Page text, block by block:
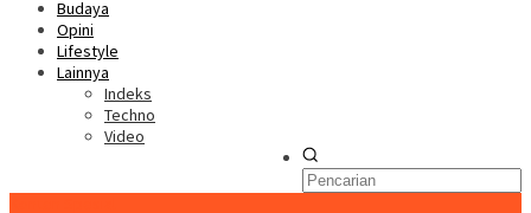
Budaya
Opini
Lifestyle
Lainnya
Indeks
Techno
Video